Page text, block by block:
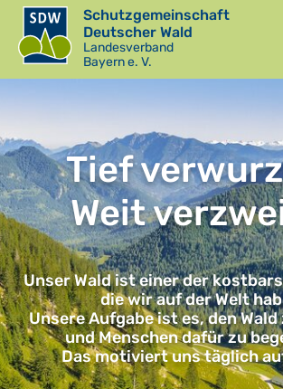
Schutzgemeinschaft
Deutscher Wald
Landesverband
Bayern e. V.
Tief
Weit
Unser Wald ist einer der
die wir auf der Welt
Unsere Aufgabe ist es, den
und Menschen dafür zu
Das motiviert uns täglich